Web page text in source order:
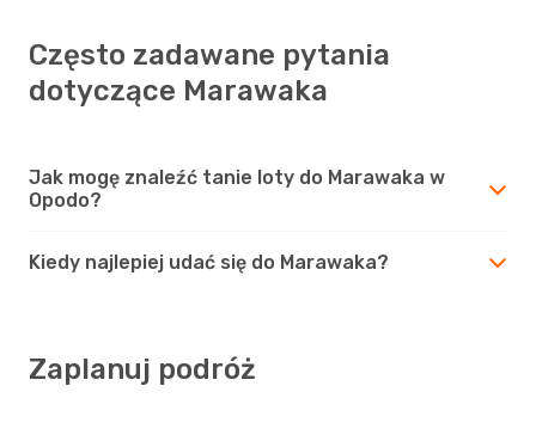
Często zadawane pytania
dotyczące Marawaka
Jak mogę znaleźć tanie loty do Marawaka w
Opodo?
Kiedy najlepiej udać się do Marawaka?
Zaplanuj podróż